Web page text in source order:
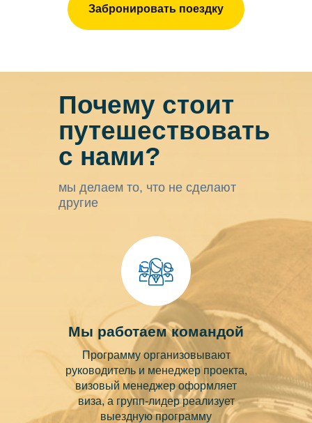
Забронировать поездку
Мы работаем командой
Программу организовывают
руководитель и менеджер проекта,
визовый менеджер оформляет
виза, а групп-лидер реализует
выездную программу
мы делаем то, что не сделают
другие
Почему стоит
путешествовать
с нами?